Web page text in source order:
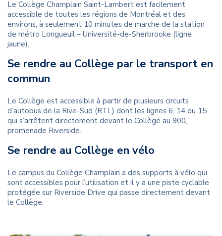
Le Collège Champlain Saint-Lambert est facilement
accessible de toutes les régions de Montréal et des
environs, à seulement 10 minutes de marche de la station
de métro Longueuil – Université-de-Sherbrooke (ligne
jaune).
Se rendre au Collège par le transport en
commun
Le Collège est accessible à partir de plusieurs circuits
d’autobus de la Rive-Sud (RTL) dont les lignes 6, 14 ou 15
qui s’arrêtent directement devant le Collège au 900,
promenade Riverside.
Se rendre au Collège en vélo
Le campus du Collège Champlain a des supports à vélo qui
sont accessibles pour l’utilisation et il y a une piste cyclable
protégée sur Riverside Drive qui passe directement devant
le Collège.